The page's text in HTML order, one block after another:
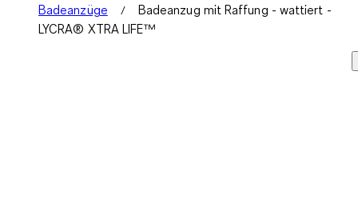
Badeanzüge
Badeanzug mit Raffung - wattiert -
LYCRA® XTRA LIFE™